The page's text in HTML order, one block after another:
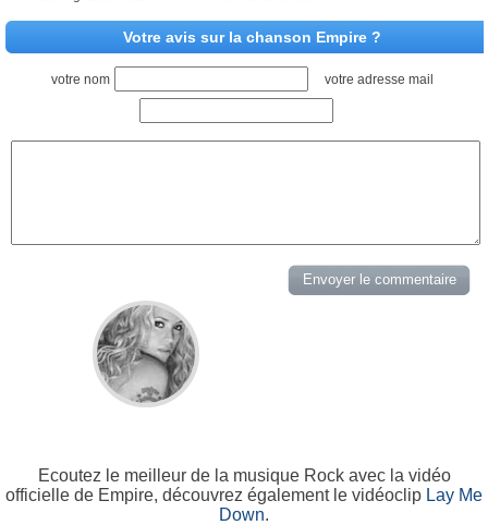
Votre avis sur la chanson Empire ?
votre nom votre adresse mail
Ecoutez le meilleur de la musique Rock avec la vidéo
officielle de Empire, découvrez également le vidéoclip Lay Me
Down.